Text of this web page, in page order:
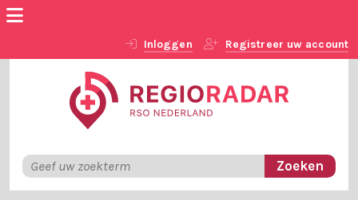
Inloggen Registreer uw account